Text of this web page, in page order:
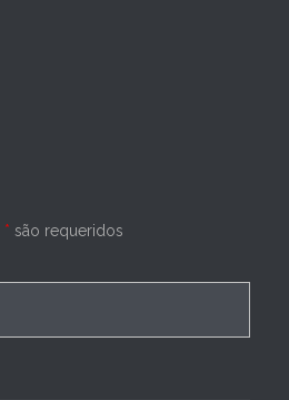
* são requeridos